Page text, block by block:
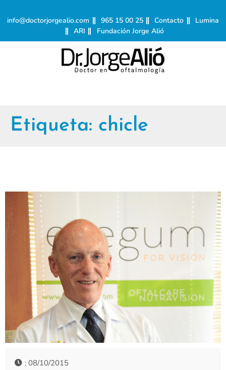
info@doctorjorgealio.com 965 15 00 25 Contacto
Lumina
ARI
Fundación Jorge Alió
Etiqueta: chicle
: 08/10/2015